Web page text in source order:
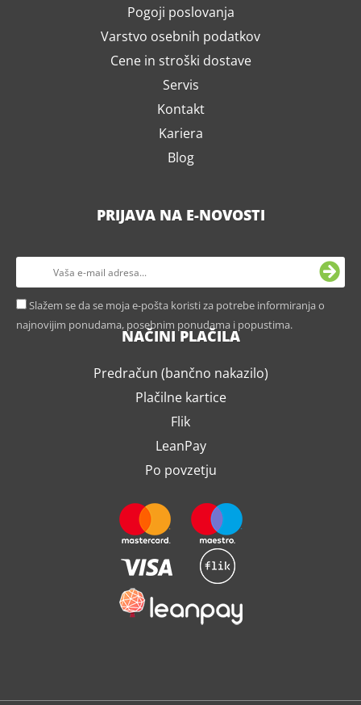
Pogoji poslovanja
Varstvo osebnih podatkov
Cene in stroški dostave
Servis
Kontakt
Kariera
Blog
PRIJAVA NA E-NOVOSTI
Slažem se da se moja e-pošta koristi za potrebe informiranja o
najnovijim ponudama, posebnim ponudama i popustima.
NAČINI PLAČILA
Predračun (bančno nakazilo)
Plačilne kartice
Flik
LeanPay
Po povzetju